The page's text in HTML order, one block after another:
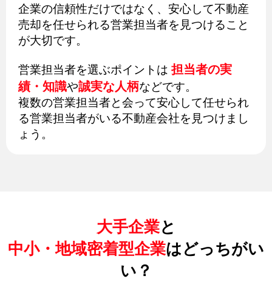
企業の信頼性だけではなく、安心して不動産
売却を任せられる営業担当者を見つけること
が大切です。
営業担当者を選ぶポイントは 担当者の実
績・知識や誠実な人柄などです。
複数の営業担当者と会って安心して任せられ
る営業担当者がいる不動産会社を見つけまし
ょう。
大手企業と
中小・地域密着型企業はどっちがい
い？